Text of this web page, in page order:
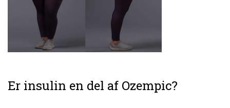
Er insulin en del af Ozempic?